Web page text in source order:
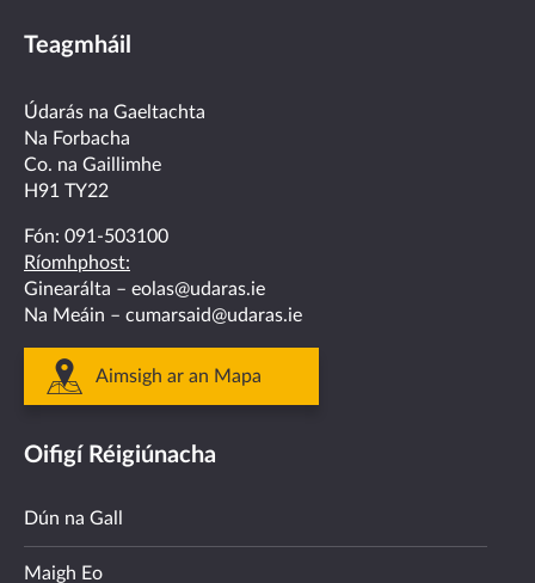
on
facebook
on
twitterlinkedin
Teagmháil
Údarás na Gaeltachta
Na Forbacha
Co. na Gaillimhe
H91 TY22
Fón: 091-503100
Ríomhphost:
Ginearálta – eolas@udaras.ie
Na Meáin – cumarsaid@udaras.ie
Aimsigh ar an Mapa
Oifigí Réigiúnacha
Dún na Gall
Maigh Eo